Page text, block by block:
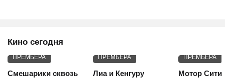
Кино сегодня
ПРЕМЬЕРА
Смешарики сквозь
ПРЕМЬЕРА
Лиа и Кенгуру
ПРЕМЬЕРА
Мотор Сити